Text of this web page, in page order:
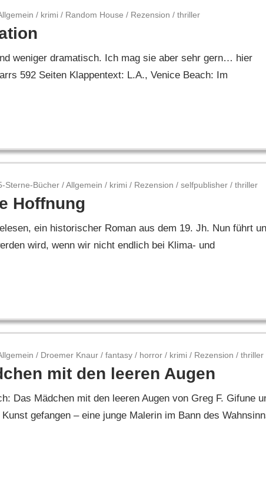
/ krimi / Random House / Rezension /thriller
weniger dramatisch. Ich mag sie aber sehr gern… hier
592 Seiten Klappentext: L.A., Venice Beach: Im
Sterne-Bücher /Allgemein / krimi / Rezension /selfpublisher /thriller
Hoffnung
ein historischer Roman aus dem 19. Jh. Nun führt
wird, wenn wir nicht endlich bei Klima- und
/ Droemer Knaur /fantasy / horror / krimi / Rezension /thriller
mit den leeren Augen
Das Mädchen mit den leeren Augen von Greg F. Gifune
gefangen – eine junge Malerin im Bann des